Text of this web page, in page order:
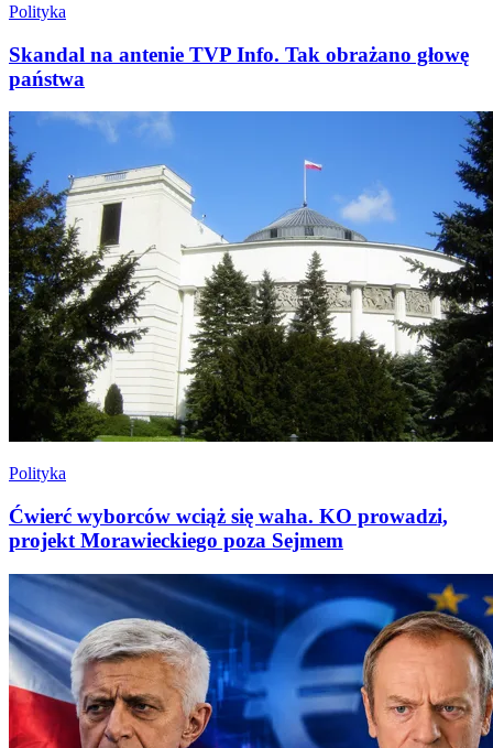
Polityka
Skandal na antenie TVP Info. Tak obrażano głowę
państwa
Polityka
Ćwierć wyborców wciąż się waha. KO prowadzi,
projekt Morawieckiego poza Sejmem